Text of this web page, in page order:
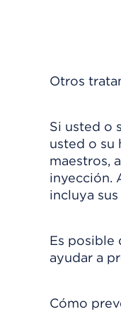
Otros
Si usted o
usted o su
maestros,
inyección.
incluya
Es posible
ayudar a
Cómo